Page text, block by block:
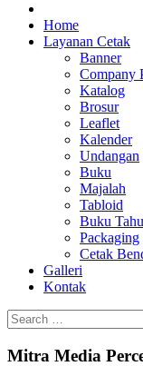
Goe Media
0822-4439-5599
invoice kartu nama
pernikahan murah
Home
Layanan Cetak
Banner
Company
Katalog
Brosur
Leaflet
Kalender
Undangan
Buku
Majalah
Tabloid
Buku
Packaging
Cetak
Galleri
Kontak
Search
for:
Mitra Media